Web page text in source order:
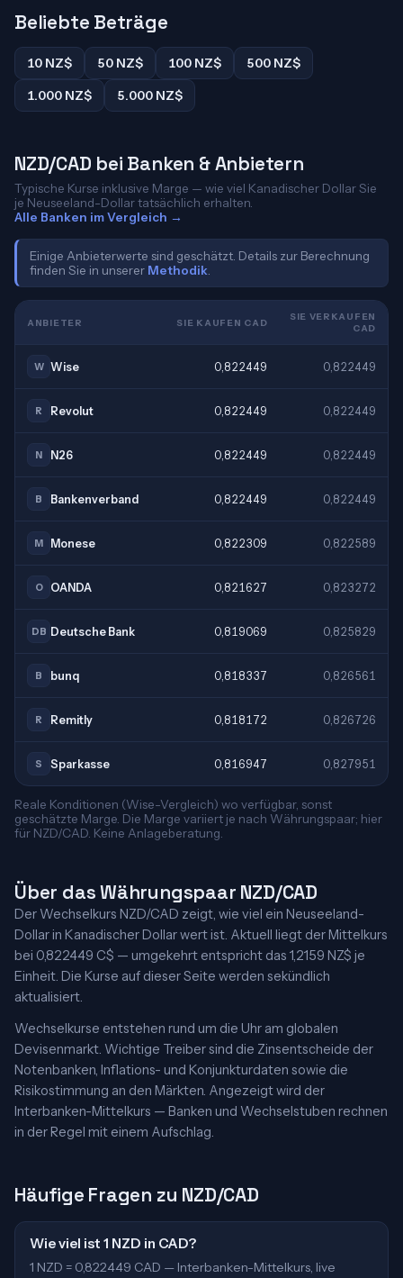
Beliebte Beträge
10 NZ$ 50 NZ$ 100 NZ$
500 NZ$
1.000 NZ$
5.000 NZ$
NZD/CAD bei Banken & Anbietern
Typische Kurse inklusive Marge — wie viel Kanadischer Dollar Sie
je Neuseeland-Dollar tatsächlich erhalten.
Alle Banken im Vergleich →
Einige Anbieterwerte sind geschätzt. Details zur Berechnung
finden Sie in unserer Methodik
ANBIETER SIE KAUFEN CAD
SIE VERKAUFEN
CAD
W Wise 0,822449 0,822449
R Revolut 0,822449 0,822449
N N26 0,822449 0,822449
B Bankenverband 0,822449 0,822449
M Monese 0,822309 0,822589
O OANDA 0,821627 0,823272
DB Deutsche Bank 0,819069 0,825829
B bunq 0,818337 0,826561
R Remitly 0,818172 0,826726
S Sparkasse 0,816947 0,827951
Reale Konditionen (Wise-Vergleich) wo verfügbar, sonst
geschätzte Marge. Die Marge variiert je nach Währungspaar; hier
für NZD/CAD. Keine Anlageberatung.
Über das Währungspaar NZD/CAD
Der Wechselkurs NZD/CAD zeigt, wie viel ein Neuseeland-
Dollar in Kanadischer Dollar wert ist. Aktuell liegt der Mittelkurs
bei 0,822449 C$ — umgekehrt entspricht das 1,2159 NZ$ je
Einheit. Die Kurse auf dieser Seite werden sekündlich
aktualisiert.
Wechselkurse entstehen rund um die Uhr am globalen
Devisenmarkt. Wichtige Treiber sind die Zinsentscheide der
Notenbanken, Inflations- und Konjunkturdaten sowie die
Risikostimmung an den Märkten. Angezeigt wird der
Interbanken-Mittelkurs — Banken und Wechselstuben rechnen
in der Regel mit einem Aufschlag.
Häufige Fragen zu NZD/CAD
Wie viel ist 1 NZD in CAD?
1 NZD = 0,822449 CAD — Interbanken-Mittelkurs, live